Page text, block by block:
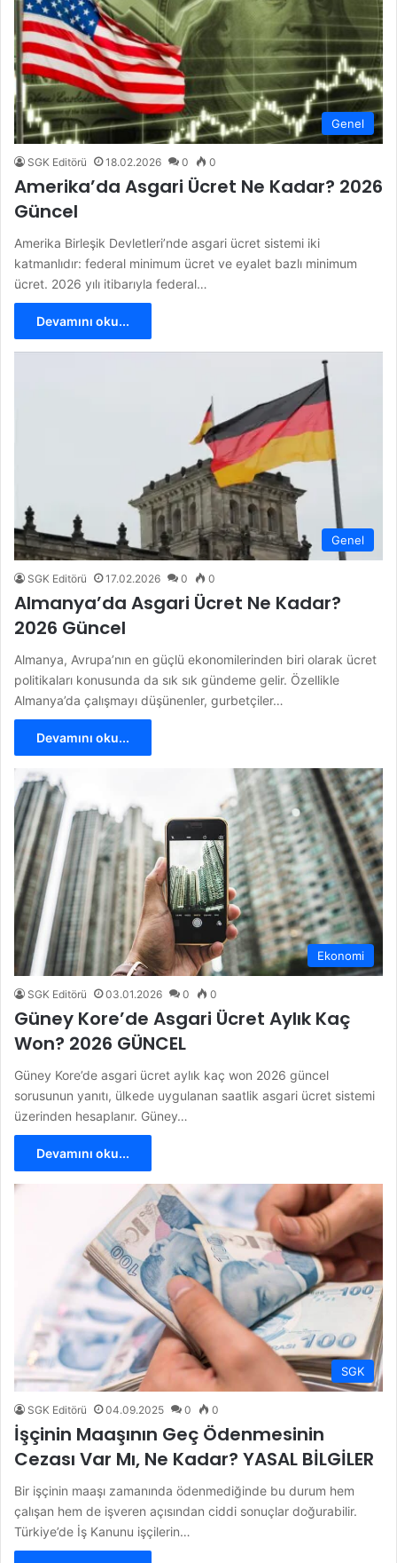
Genel
SGK Editörü 18.02.2026 0 0
Amerika’da Asgari Ücret Ne Kadar? 2026
Güncel
Amerika Birleşik Devletleri’nde asgari ücret sistemi iki
katmanlıdır: federal minimum ücret ve eyalet bazlı minimum
ücret. 2026 yılı itibarıyla federal…
Devamını oku...
Genel
SGK Editörü 17.02.2026 0 0
Almanya’da Asgari Ücret Ne Kadar?
2026 Güncel
Almanya, Avrupa’nın en güçlü ekonomilerinden biri olarak ücret
politikaları konusunda da sık sık gündeme gelir. Özellikle
Almanya’da çalışmayı düşünenler, gurbetçiler…
Devamını oku...
Ekonomi
SGK Editörü 03.01.2026 0 0
Güney Kore’de Asgari Ücret Aylık Kaç
Won? 2026 GÜNCEL
Güney Kore’de asgari ücret aylık kaç won 2026 güncel
sorusunun yanıtı, ülkede uygulanan saatlik asgari ücret sistemi
üzerinden hesaplanır. Güney…
Devamını oku...
SGK
SGK Editörü 04.09.2025 0 0
İşçinin Maaşının Geç Ödenmesinin
Cezası Var Mı, Ne Kadar? YASAL BİLGİLER
Bir işçinin maaşı zamanında ödenmediğinde bu durum hem
çalışan hem de işveren açısından ciddi sonuçlar doğurabilir.
Türkiye’de İş Kanunu işçilerin…